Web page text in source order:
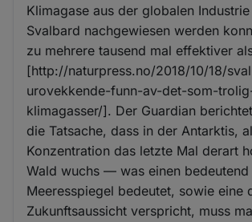
Klimagase aus der globalen
Svalbard nachgewiesen werden
zu mehrere tausend mal effektiver
[http://naturpress.no/2018/10/18/
urovekkende-funn-av-det-som-
klimagasser/]. Der Guardian
die Tatsache, dass in der Antarktis,
Konzentration das letzte Mal derart
Wald wuchs — was einen bedeutend
Meeresspiegel bedeutet, sowie eine
Zukunftsaussicht verspricht, muss